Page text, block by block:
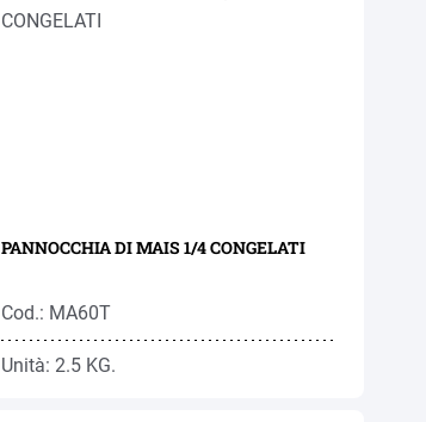
PANNOCCHIA DI MAIS 1/4 CONGELATI
Cod.: MA60T
Unità: 2.5 KG.